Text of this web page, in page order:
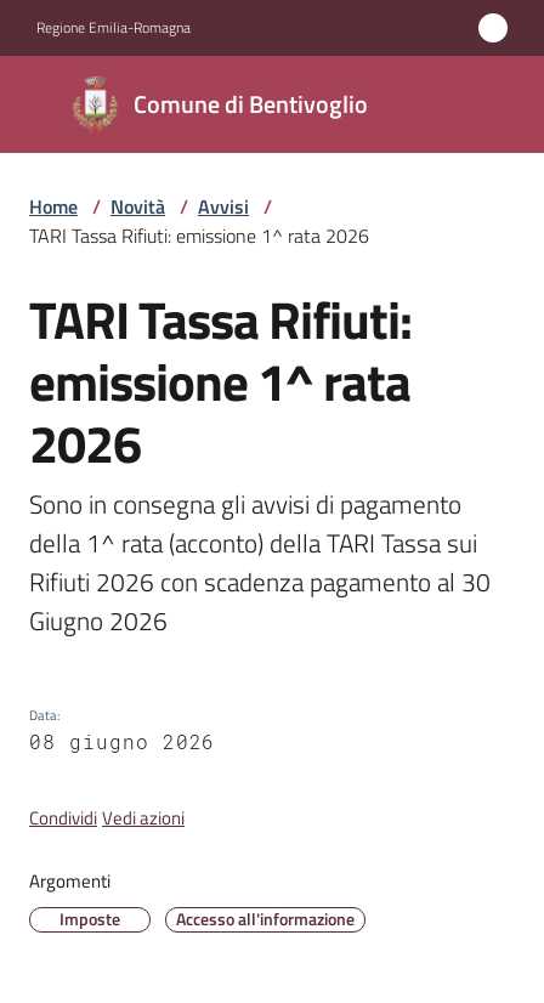
Regione Emilia-Romagna
Comune di Bentivoglio
Comune di
Bentivoglio
Amministrazione
Menu selezionato
Vivere
Bentivoglio
Amministrazione
Trasparente
l
b
P
e
t
o
Home / Novità / Avvisi /
TARI Tassa Rifiuti: emissione 1^ rata 2026
Salta al contenuto
TARI Tassa Rifiuti:
emissione 1^ rata
2026
Sono in consegna gli avvisi di pagamento
della 1^ rata (acconto) della TARI Tassa sui
Rifiuti 2026 con scadenza pagamento al 30
Giugno 2026
Data:
08 giugno 2026
CondividiVedi azioni
Argomenti
Imposte Accesso all'informazione